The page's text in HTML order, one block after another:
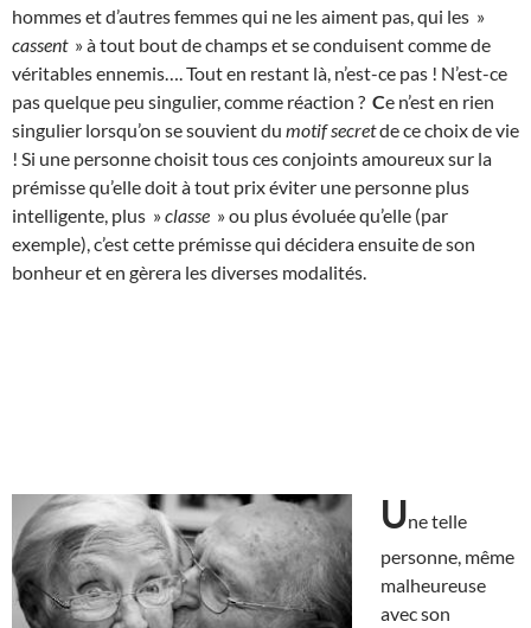
hommes et d’autres femmes qui ne les aiment pas, qui les »
cassent» à tout bout de champs et se conduisent comme de
véritables ennemis…. Tout en restant là, n’est-ce pas ! N’est-ce
pas quelque peu singulier, comme réaction ? Ce n’est en rien
singulier lorsqu’on se souvient du motif secretde ce choix de vie
! Si une personne choisit tous ces conjoints amoureux sur la
prémisse qu’elle doit à tout prix éviter une personne plus
intelligente, plus »classe » ou plus évoluée qu’elle (par
exemple), c’est cette prémisse qui décidera ensuite de son
bonheur et en gèrera les diverses modalités.
Une telle
personne, même
malheureuse
avec son